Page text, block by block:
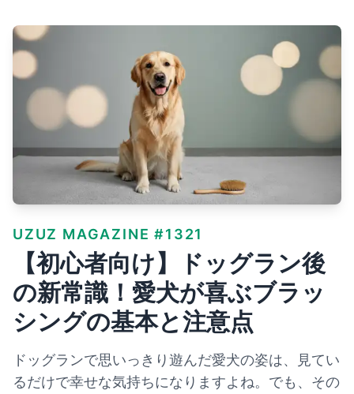
UZUZ MAGAZINE #1321
【初心者向け】ドッグラン後
の新常識！愛犬が喜ぶブラッ
シングの基本と注意点
ドッグランで思いっきり遊んだ愛犬の姿は、見てい
るだけで幸せな気持ちになりますよね。でも、その